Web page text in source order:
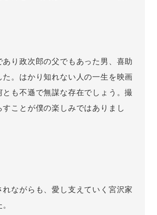
り政次郎の父でもあった男、喜助
。はかり知れない人の一生を映画
も不遜で無謀な存在でしょう。撮
ことが僕の楽しみではありまし
ながらも、愛し支えていく宮沢家